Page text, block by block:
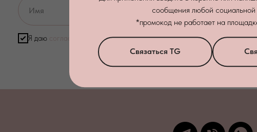
сообщения любой социальной
*промокод не работает на
Связаться TG
+7
Я даю согласие на обработку персональных данныхв соответствии с